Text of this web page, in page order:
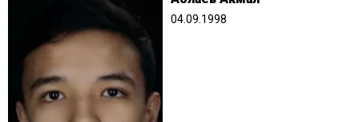
04.09.1998